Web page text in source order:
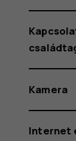
Kamera
Internet